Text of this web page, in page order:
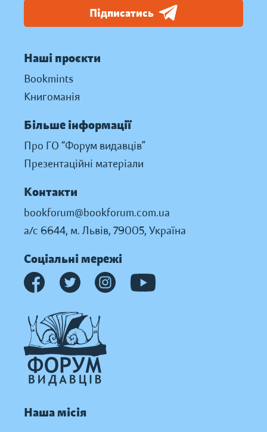
Підписатись
Наші проєкти
Bookmints
Книгоманія
Більше інформації
Про ГО “Форум видавців”
Презентаційні матеріали
Контакти
bookforum@bookforum.com.ua
а/с 6644, м. Львів, 79005, Україна
Соціальні мережі
Наша місія